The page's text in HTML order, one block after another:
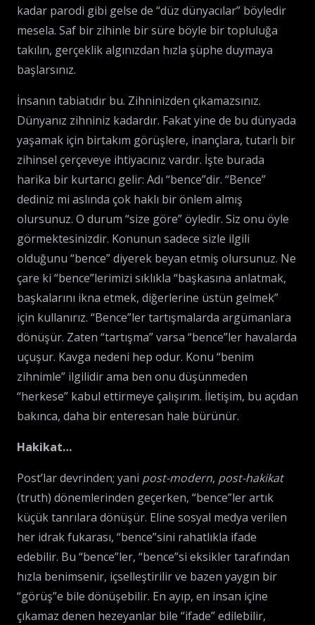
kadar parodi gibi gelse de “düz dünyacılar” böyledir
mesela. Saf bir zihinle bir süre böyle bir topluluğa
takılın, gerçeklik algınızdan hızla şüphe duymaya
başlarsınız.
İnsanın tabiatıdır bu. Zihninizden çıkamazsınız.
Dünyanız zihniniz kadardır. Fakat yine de bu dünyada
yaşamak için birtakım görüşlere, inançlara, tutarlı bir
zihinsel çerçeveye ihtiyacınız vardır. İşte burada
harika bir kurtarıcı gelir: Adı “bence”dir. “Bence”
dediniz mi aslında çok haklı bir önlem almış
olursunuz. O durum “size göre” öyledir. Siz onu öyle
görmektesinizdir. Konunun sadece sizle ilgili
olduğunu “bence” diyerek beyan etmiş olursunuz. Ne
çare ki “bence”lerimizi sıklıkla “başkasına anlatmak,
başkalarını ikna etmek, diğerlerine üstün gelmek”
için kullanırız. “Bence”ler tartışmalarda argümanlara
dönüşür. Zaten “tartışma” varsa “bence”ler havalarda
uçuşur. Kavga nedeni hep odur. Konu “benim
zihnimle” ilgilidir ama ben onu düşünmeden
“herkese” kabul ettirmeye çalışırım. İletişim, bu açıdan
bakınca, daha bir enteresan hale bürünür.
Hakikat…
Post’lar devrinden; yani post-modern, post-hakikat
(truth) dönemlerinden geçerken, “bence”ler artık
küçük tanrılara dönüşür. Eline sosyal medya verilen
her idrak fukarası, “bence”sini rahatlıkla ifade
edebilir. Bu “bence”ler, “bence”si eksikler tarafından
hızla benimsenir, içselleştirilir ve bazen yaygın bir
“görüş”e bile dönüşebilir. En ayıp, en insan içine
çıkamaz denen hezeyanlar bile “ifade” edilebilir,